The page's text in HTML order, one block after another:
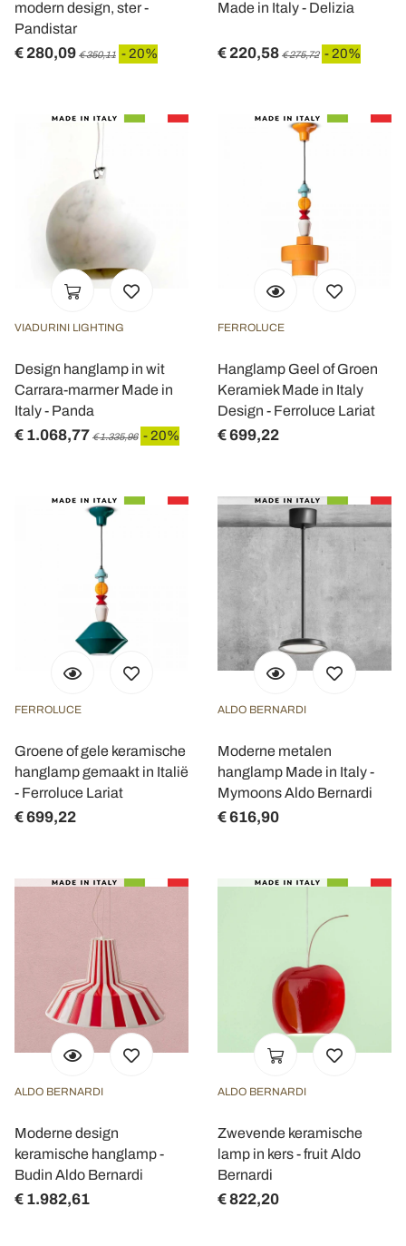
modern design, ster -
Pandistar
€ 280,09 € 350,11 - 20%
Made in Italy - Delizia
€ 220,58 € 275,72 - 20%
VIADURINI LIGHTING
Design hanglamp in wit
Carrara-marmer Made in
Italy - Panda
€ 1.068,77 € 1.335,96 - 20%
FERROLUCE
Hanglamp Geel of Groen
Keramiek Made in Italy
Design - Ferroluce Lariat
€ 699,22
FERROLUCE
Groene of gele keramische
hanglamp gemaakt in Italië
- Ferroluce Lariat
€ 699,22
ALDO BERNARDI
Moderne metalen
hanglamp Made in Italy -
Mymoons Aldo Bernardi
€ 616,90
ALDO BERNARDI
Moderne design
keramische hanglamp -
Budin Aldo Bernardi
€ 1.982,61
ALDO BERNARDI
Zwevende keramische
lamp in kers - fruit Aldo
Bernardi
€ 822,20